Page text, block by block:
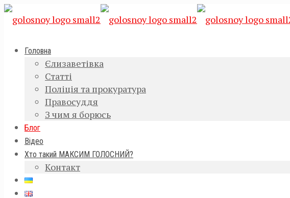
Головна
Єлизаветівка
Статті
Поліція та прокуратура
Правосуддя
З чим я борюсь
Блог
Відео
Хто такий МАКСИМ ГОЛОСНИЙ?
Контакт